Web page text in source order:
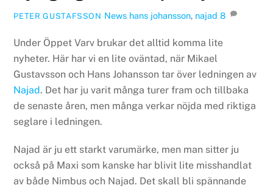
PETER GUSTAFSSON News hans johansson, najad 8
Under Öppet Varv brukar det alltid komma lite
nyheter. Här har vi en lite oväntad, när Mikael
Gustavsson och Hans Johansson tar över ledningen av
Najad. Det har ju varit många turer fram och tillbaka
de senaste åren, men många verkar nöjda med riktiga
seglare i ledningen.
Najad är ju ett starkt varumärke, men man sitter ju
också på Maxi som kanske har blivit lite misshandlat
av både Nimbus och Najad. Det skall bli spännande